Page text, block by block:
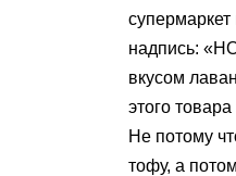
надпись:
вкусом
этого
Не потому
тофу, а